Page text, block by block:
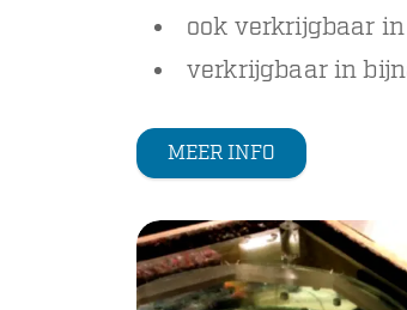
ook verkrijgbaar
verkrijgbaar in
MEER INFO